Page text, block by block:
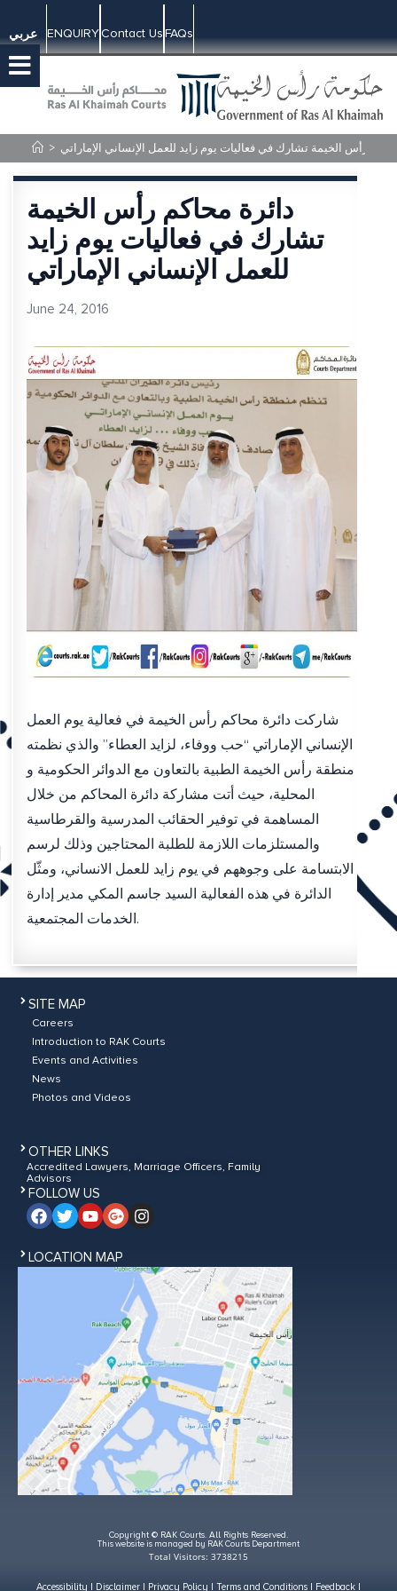
عربي ENQUIRYContact UsFAQs
> رأس الخيمة تشارك في فعاليات يوم زايد للعمل الإنساني الإماراتي
دائرة محاكم رأس الخيمة
تشارك في فعاليات يوم زايد
للعمل الإنساني الإماراتي
June 24, 2016
شاركت دائرة محاكم رأس الخيمة في فعالية يوم العمل
الإنساني الإماراتي “حب ووفاء، لزايد العطاء” والذي نظمته
منطقة رأس الخيمة الطبية بالتعاون مع الدوائر الحكومية و
المحلية، حيث أتت مشاركة دائرة المحاكم من خلال
المساهمة في توفير الحقائب المدرسية والقرطاسية
والمستلزمات اللازمة للطلبة المحتاجين وذلك لرسم
الابتسامة على وجوههم في يوم زايد للعمل الانساني، ومثّل
الدائرة في هذه الفعالية السيد جاسم المكي مدير إدارة
الخدمات المجتمعية.
SITE MAP
Careers
Introduction to RAK Courts
Events and Activities
News
Photos and Videos
OTHER LINKS
Accredited Lawyers, Marriage Officers, Family
Advisors
FOLLOW US
LOCATION MAP
Copyright © RAK Courts. All Rights Reserved.
This website is managed by RAK Courts Department
Total Visitors: 3738215
Accessibility | Disclaimer | Privacy Policy | Terms and Conditions | Feedback |